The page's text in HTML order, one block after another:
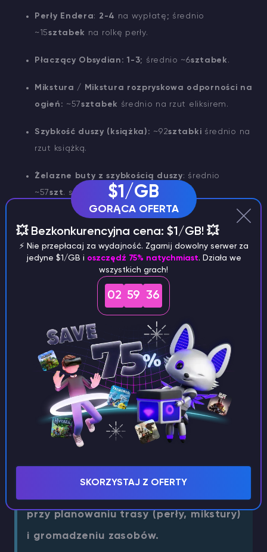
Perły Endera: 2-4 na wypłatę; średnio
~15sztabek na rolkę perły.
Płaczący Obsydian: 1-3; średnio ~6sztabek .
Mikstura / Mikstura rozpryskowa odporności na
ogień: ~57sztabek średnio na rzut eliksirem.
Szybkość duszy (książka): ~92sztabki średnio na
rzut książką.
Żelazne buty z szybkością duszy: średnio
~57szt. szt.
1; średnio ~11sztabek.
Butelka wody :1; średnio ~45sztabek.
Częste zestawy narzędzi: Blackstone lub
Gravel (8-16 przedmiotów, ~1
Spectral Arrows (6-12, ~1 sztabka)
Nuggets (10-36, ~2 sztabki)
;Leather (2-4, ~4
sztabki);Nether Quartz (5-12, ~3 sztabki);
Nether Brick (2-8, ~2 sztabki); String (3-9, ~4
sztabki);Soul Sand (2-8, ~2 sztabki);
Fire
Charge (1, ~11 sztabek).
WAŻNE
Są to oczekiwania statystyczne, a nie
przy planowaniu trasy (perły, mikstury)
i gromadzeniu zasobów.
$1/GB
GORĄCA OFERTA
💥 Bezkonkurencyjna cena: $1/GB! 💥
⚡️ Nie przepłacaj za wydajność. Zgarnij dowolny serwer za
jedyne $1/GB i oszczędź 75% natychmiast. Działa we
wszystkich grach!
02 59 35
SKORZYSTAJ Z OFERTY